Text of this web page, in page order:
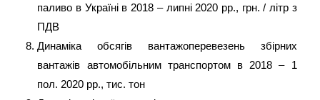
паливо в Україні в 2018 – липні 2020 рр., грн. / літр з
ПДВ
Динаміка обсягів вантажоперевезень збірних
вантажів автомобільним транспортом в 2018 – 1
пол. 2020 рр., тис. тон